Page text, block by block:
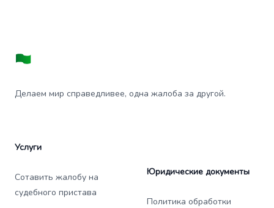
Делаем мир справедливее, одна жалоба за другой.
Услуги
Сотавить жалобу на
судебного пристава
Юридические документы
Политика обработки